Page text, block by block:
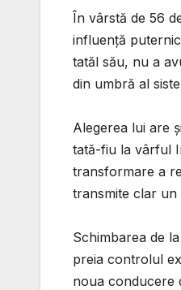
În vârstă de 56
influență
tatăl său, nu a
din umbră al
Alegerea lui are
tată-fiu la vârful
transformare a
transmite clar un
Schimbarea de
preia controlul
noua conducere